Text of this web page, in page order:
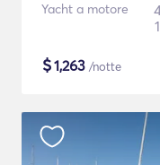
Yacht a motore
$1,263 /notte